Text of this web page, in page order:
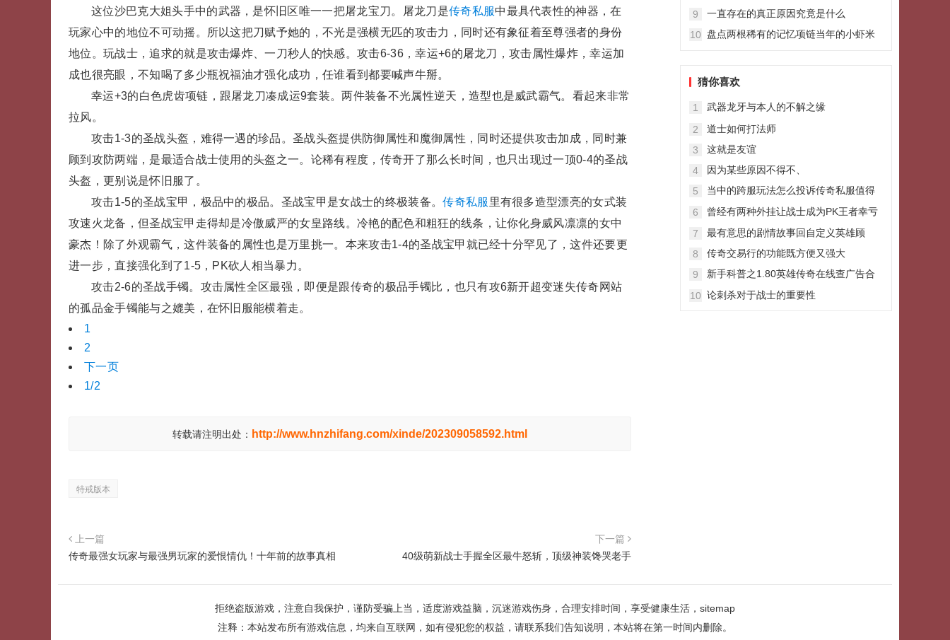
这位沙巴克大姐头手中的武器，是怀旧区唯一一把屠龙宝刀。屠龙刀是传奇私服中最具代表性的神器，在
玩家心中的地位不可动摇。所以这把刀赋予她的，不光是强横无匹的攻击力，同时还有象征着至尊强者的身份
地位。玩战士，追求的就是攻击爆炸、一刀秒人的快感。攻击6-36，幸运+6的屠龙刀，攻击属性爆炸，幸运加
成也很亮眼，不知喝了多少瓶祝福油才强化成功，任谁看到都要喊声牛掰。
幸运+3的白色虎齿项链，跟屠龙刀凑成运9套装。两件装备不光属性逆天，造型也是威武霸气。看起来非常
拉风。
攻击1-3的圣战头盔，难得一遇的珍品。圣战头盔提供防御属性和魔御属性，同时还提供攻击加成，同时兼
顾到攻防两端，是最适合战士使用的头盔之一。论稀有程度，传奇开了那么长时间，也只出现过一顶0-4的圣战
头盔，更别说是怀旧服了。
攻击1-5的圣战宝甲，极品中的极品。圣战宝甲是女战士的终极装备。传奇私服 里有很多造型漂亮的女式装
攻速火龙备，但圣战宝甲走得却是冷傲威严的女皇路线。冷艳的配色和粗狂的线条，让你化身威风凛凛的女中
豪杰！除了外观霸气，这件装备的属性也是万里挑一。本来攻击1-4的圣战宝甲就已经十分罕见了，这件还要更
进一步，直接强化到了1-5，PK砍人相当暴力。
攻击2-6的圣战手镯。攻击属性全区最强，即便是跟传奇的极品手镯比，也只有攻6新开超变迷失传奇网站
的孤品金手镯能与之媲美，在怀旧服能横着走。
1
2
下一页
1/2
转载请注明出处： http://www.hnzhifang.com/xinde/202309058592.html
特戒版本
上一篇
传奇最强女玩家与最强男玩家的爱恨情仇！十年前的故事真相
下一篇
40级萌新战士手握全区最牛怒斩，顶级神装馋哭老手
9
一直存在的真正原因究竟是什么
10 盘点两根稀有的记忆项链当年的小虾米
猜你喜欢
1
武器龙牙与本人的不解之缘
2
道士如何打法师
3
这就是友谊
4
因为某些原因不得不、
5
当中的跨服玩法怎么投诉传奇私服值得
6
曾经有两种外挂让战士成为PK王者幸亏
7
最有意思的剧情故事回自定义英雄顾
8
传奇交易行的功能既方便又强大
9
新手科普之1.80英雄传奇在线查广告合
10 论刺杀对于战士的重要性
拒绝盗版游戏，注意自我保护，谨防受骗上当，适度游戏益脑，沉迷游戏伤身，合理安排时间，享受健康生活， sitemap
注释：本站发布所有游戏信息，均来自互联网，如有侵犯您的权益，请联系我们告知说明，本站将在第一时间内删除。